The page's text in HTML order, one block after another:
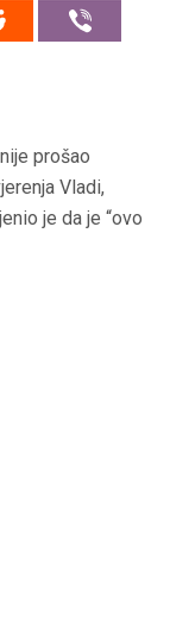
prošao
Vladi,
je da je “ovo